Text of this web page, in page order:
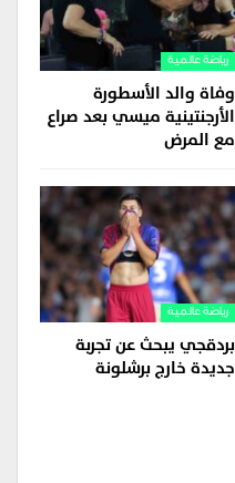
رياضة عالمية
وفاة والد الأسطورة
الأرجنتينية ميسي بعد صراع
مع المرض
رياضة عالمية
بردقجي يبحث عن تجربة
جديدة خارج برشلونة